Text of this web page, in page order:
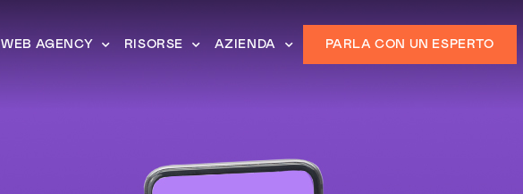
WEB AGENCY RISORSE AZIENDA PARLA CON UN ESPERTO